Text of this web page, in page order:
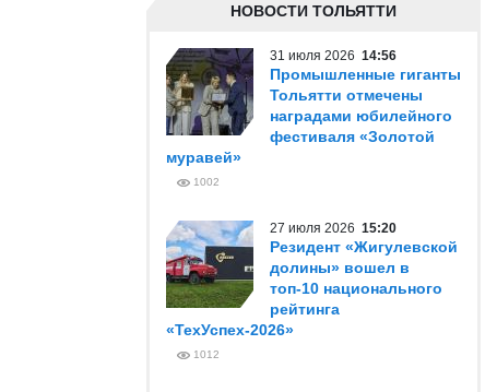
НОВОСТИ ТОЛЬЯТТИ
31 июля 2026 14:56
Промышленные гиганты
Тольятти отмечены
наградами юбилейного
фестиваля «Золотой
муравей»
1002
27 июля 2026 15:20
Резидент «Жигулевской
долины» вошел в
топ-10 национального
рейтинга
«ТехУспех-2026»
1012